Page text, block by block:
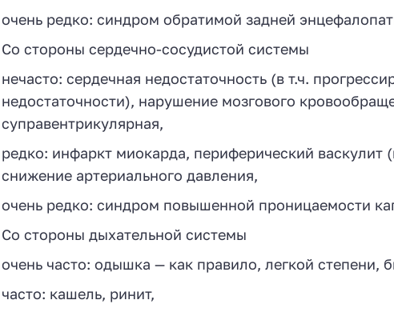
очень редко: синдром обратимой задней
Со стороны сердечно-сосудистой системы
нечасто: сердечная недостаточность (в т.ч.
недостаточности), нарушение мозгового
суправентрикулярная,
редко: инфаркт миокарда, периферический васкулит
снижение артериального давления,
очень редко: синдром повышенной проницаемости
Со стороны дыхательной системы
очень часто: одышка — как правило, легкой степени,
часто: кашель, ринит,